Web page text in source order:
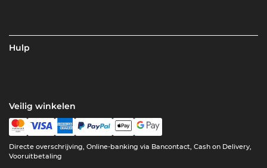
Hulp
Veilig winkelen
Directe overschrijving, Online-banking via Bancontact, Cash on Delivery,
Vooruitbetaling